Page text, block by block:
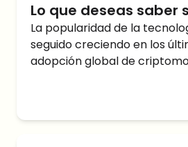
Lo que deseas saber
Phantasma Crypto y
La popularidad de la
seguido creciendo en los
adopción global de
Este crecimiento también